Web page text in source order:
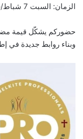
الزمان: السبت 7 شباط/فبراير 2026 – من 5 إلى 7 مساءً
حضوركم يشكّل قيمة
وبناء روابط جديدة في